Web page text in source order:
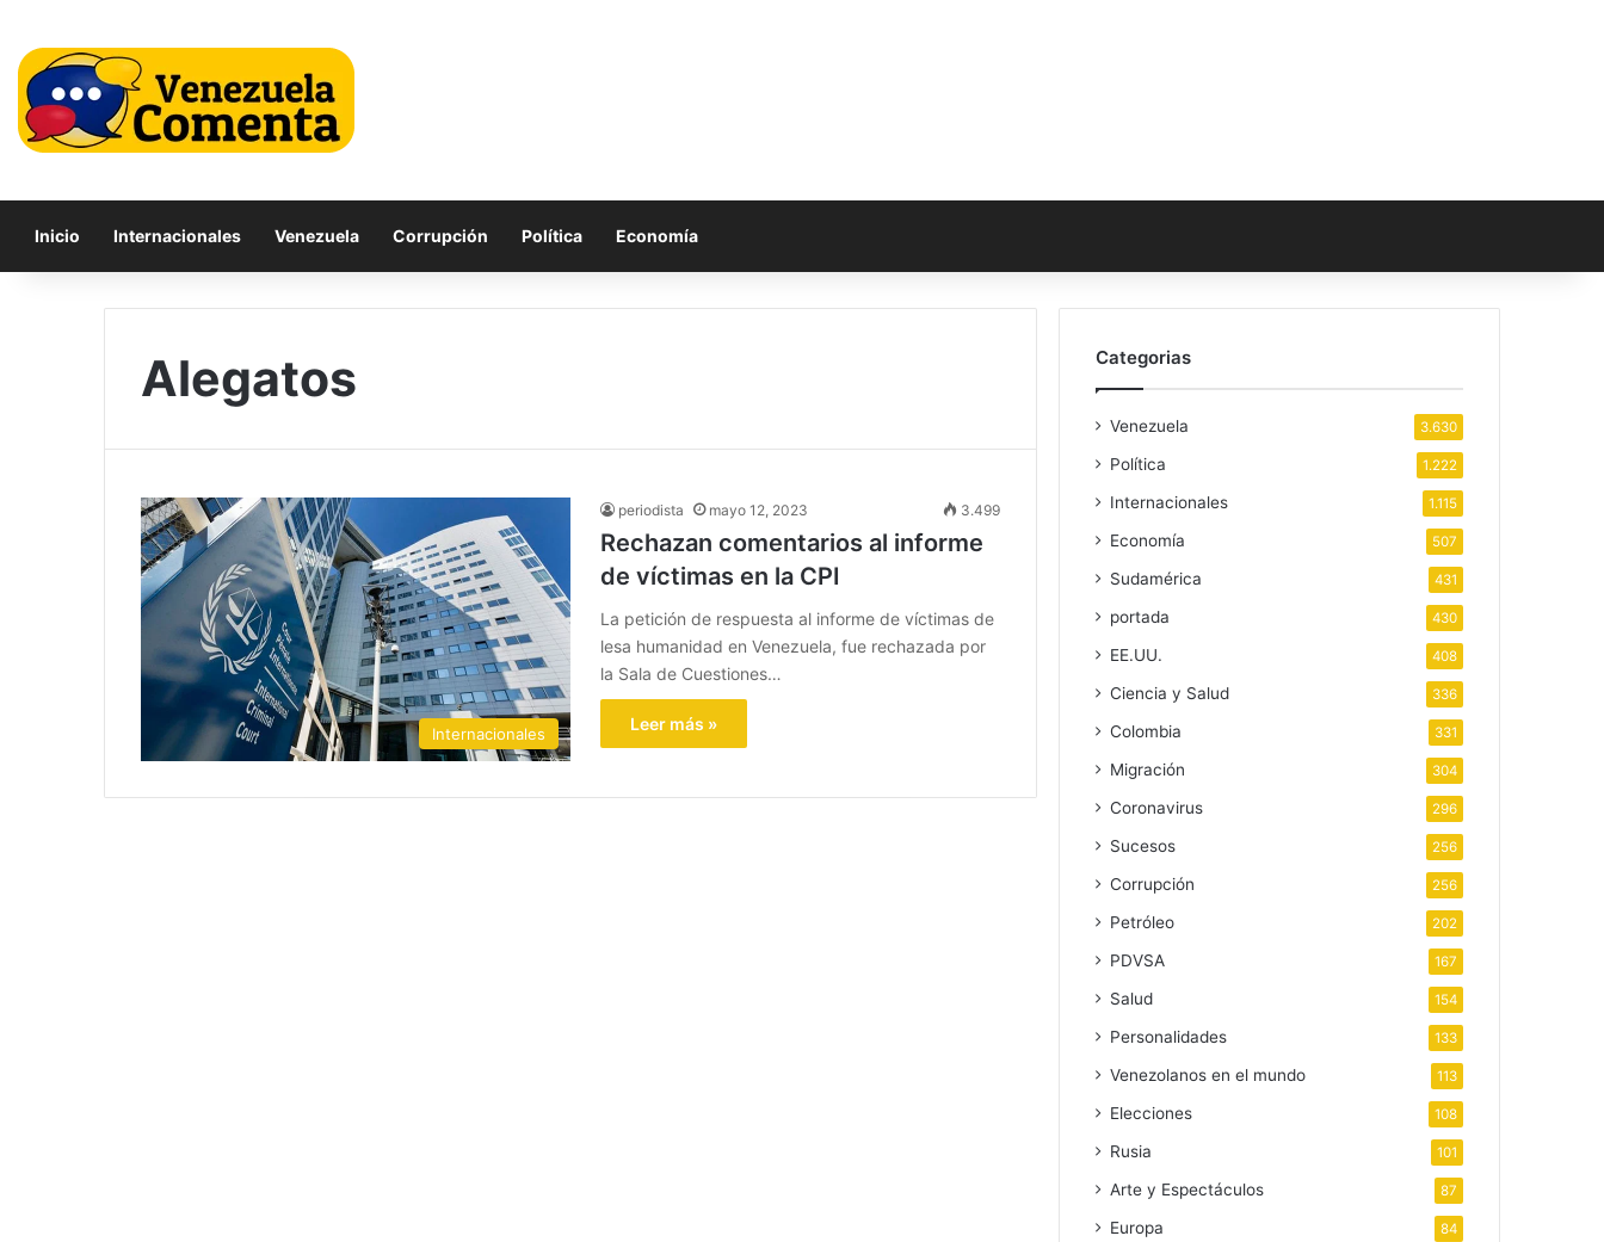
Inicio Internacionales Venezuela Corrupción Política Economía
Alegatos
Internacionales
periodista mayo 12, 2023 3.499
Rechazan comentarios al informe
de víctimas en la CPI
La petición de respuesta al informe de víctimas de
lesa humanidad en Venezuela, fue rechazada por
la Sala de Cuestiones…
Leer más »
Categorias
Venezuela 3.630
Política 1.222
Internacionales 1.115
Economía 507
Sudamérica 431
portada 430
EE.UU. 408
Ciencia y Salud 336
Colombia 331
Migración 304
Coronavirus 296
Sucesos 256
Corrupción 256
Petróleo 202
PDVSA 167
Salud 154
Personalidades 133
Venezolanos en el mundo 113
Elecciones 108
Rusia 101
Arte y Espectáculos 87
Europa 84